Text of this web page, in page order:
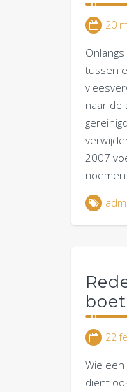
20
tussen
naar de
2007
22
Wie
dient